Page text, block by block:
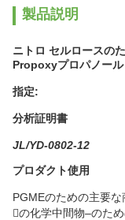
製品説明
ニトロ セルロースの
Propoxyプロパノール
指定:
分析証明書
JL/YD-0802-12
プロダクト使用
PGMEのための主要
の化学中間物–のた